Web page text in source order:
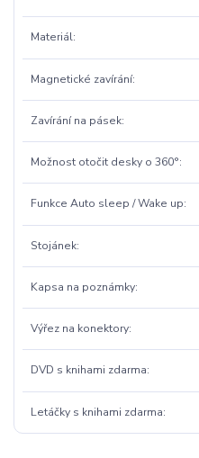
Materiál
Magnetické zavírání
Zavírání na pásek
Možnost otočit desky o 360°
Funkce Auto sleep / Wake up
Stojánek
Kapsa na poznámky
Výřez na konektory
DVD s knihami zdarma
Letáčky s knihami zdarma